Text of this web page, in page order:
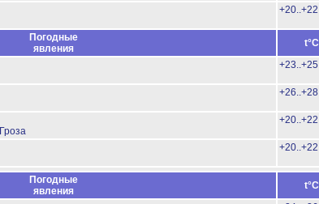
+20..+22
Погодные
явления
t°C
+23..+25
+26..+28
Гроза
+20..+22
+20..+22
Погодные
явления
t°C